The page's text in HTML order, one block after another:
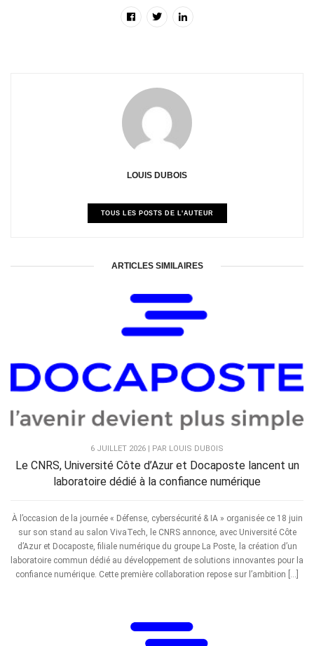
LOUIS DUBOIS
TOUS LES POSTS DE L'AUTEUR
ARTICLES SIMILAIRES
6 JUILLET 2026 | PAR LOUIS DUBOIS
Le CNRS, Université Côte d’Azur et Docaposte lancent un
laboratoire dédié à la confiance numérique
À l’occasion de la journée « Défense, cybersécurité & IA » organisée ce 18 juin
sur son stand au salon VivaTech, le CNRS annonce, avec Université Côte
d’Azur et Docaposte, filiale numérique du groupe La Poste, la création d’un
laboratoire commun dédié au développement de solutions innovantes pour la
confiance numérique. Cette première collaboration repose sur l’ambition […]